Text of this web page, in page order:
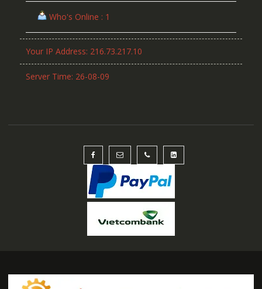
Who's Online : 1
Your IP Address: 216.73.217.10
Server Time: 26-08-09